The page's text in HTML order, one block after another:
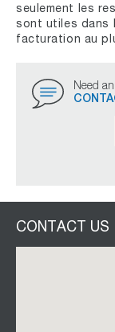
seulement les
sont utiles dans
facturation au
Need
CONTACT US